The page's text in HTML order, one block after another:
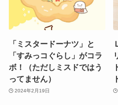
「ミスタードーナツ」と
「すみっコぐらし」がコラ
ボ！（ただしミスドではう
ってません）
2024年2月19日